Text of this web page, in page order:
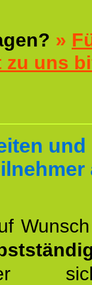
»
zu uns
und